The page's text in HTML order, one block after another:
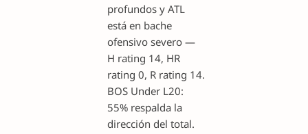
profundos y ATL
está en bache
ofensivo severo —
H rating 14, HR
rating 0, R rating 14.
BOS Under L20:
55% respalda la
dirección del total.